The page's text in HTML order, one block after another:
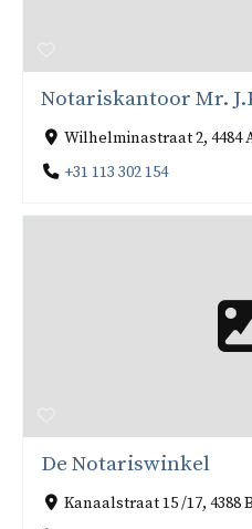
Notariskantoor Mr.
Wilhelminastraat 2, 4484
+31 113 302 154
De Notariswinkel
Kanaalstraat 15 /17, 4388